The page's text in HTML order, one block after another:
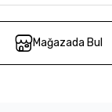
Mağazada Bul